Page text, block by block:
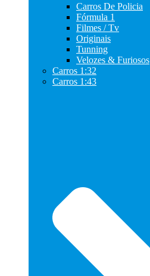
Carros De Policia
Fórmula 1
Filmes / Tv
Originais
Tunning
Velozes & Furiosos
Carros 1:32
Carros 1:43